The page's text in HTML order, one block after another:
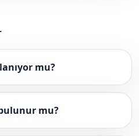
mu?
mu?